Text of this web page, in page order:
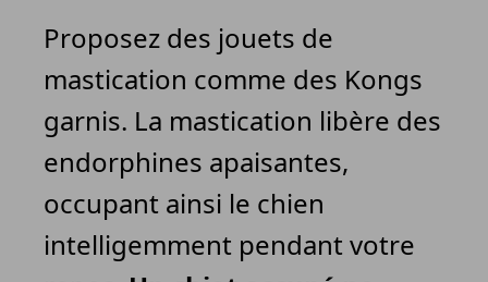
Proposez des jouets de
mastication comme des Kongs
garnis. La mastication libère des
endorphines apaisantes,
occupant ainsi le chien
intelligemment pendant votre